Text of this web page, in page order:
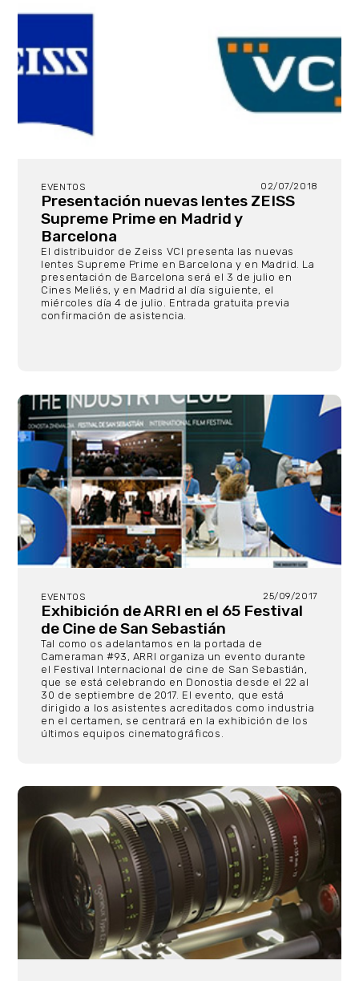
EVENTOS 02/07/2018
Presentación nuevas lentes ZEISS
Supreme Prime en Madrid y
Barcelona
El distribuidor de Zeiss VCI presenta las nuevas
lentes Supreme Prime en Barcelona y en Madrid. La
presentación de Barcelona será el 3 de julio en
Cines Meliés, y en Madrid al día siguiente, el
miércoles día 4 de julio. Entrada gratuita previa
confirmación de asistencia.
EVENTOS 25/09/2017
Exhibición de ARRI en el 65 Festival
de Cine de San Sebastián
Tal como os adelantamos en la portada de
Cameraman #93, ARRI organiza un evento durante
el Festival Internacional de cine de San Sebastián,
que se está celebrando en Donostia desde el 22 al
30 de septiembre de 2017. El evento, que está
dirigido a los asistentes acreditados como industria
en el certamen, se centrará en la exhibición de los
últimos equipos cinematográficos.